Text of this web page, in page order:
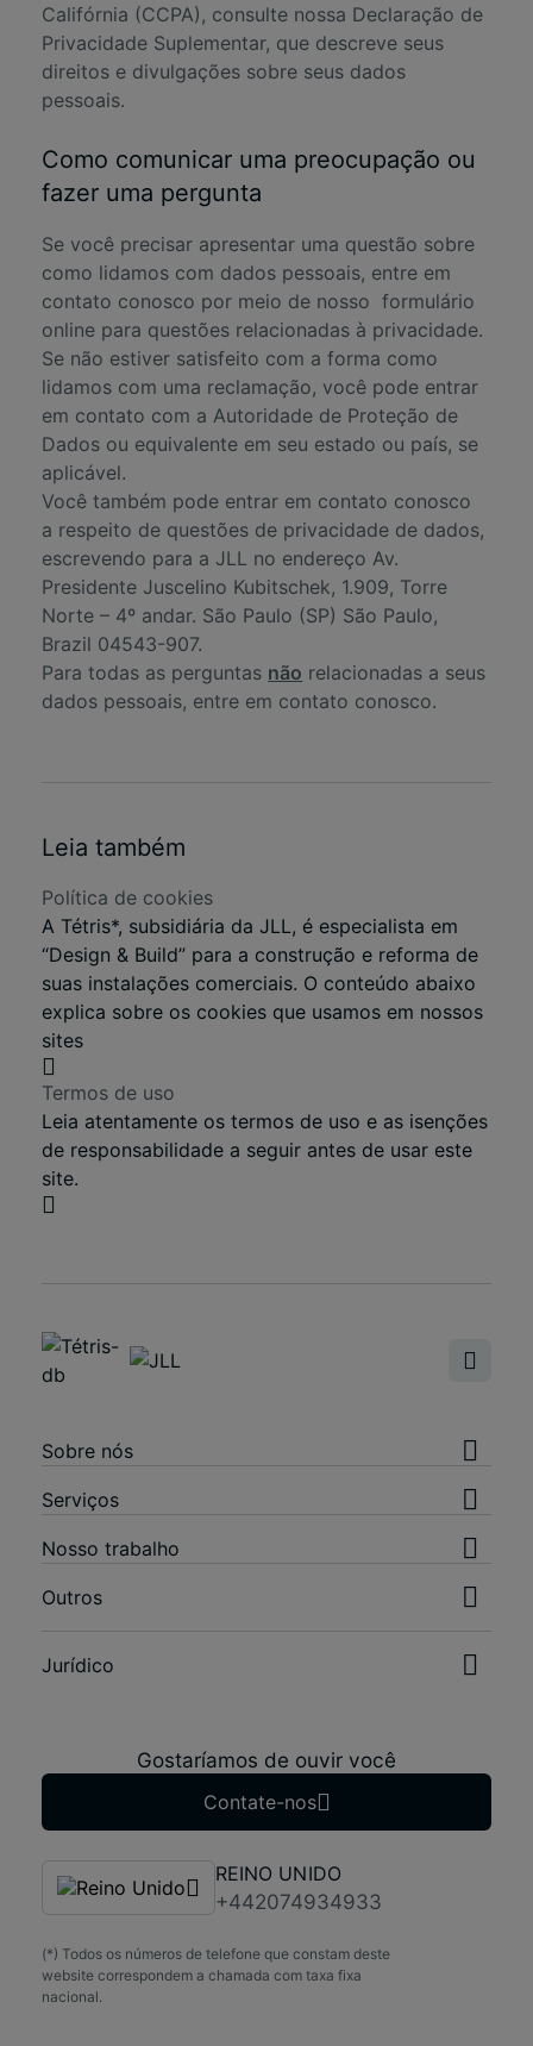
Califórnia (CCPA), consulte nossa Declaração de
Privacidade Suplementar, que descreve seus
direitos e divulgações sobre seus dados
pessoais.
Como comunicar uma preocupação ou
fazer uma pergunta
Se você precisar apresentar uma questão sobre
como lidamos com dados pessoais, entre em
contato conosco por meio de nosso formulário
online para questões relacionadas à privacidade.
Se não estiver satisfeito com a forma como
lidamos com uma reclamação, você pode entrar
em contato com a Autoridade de Proteção de
Dados ou equivalente em seu estado ou país, se
aplicável.
Você também pode entrar em contato conosco
a respeito de questões de privacidade de dados,
escrevendo para a JLL no endereço Av.
Presidente Juscelino Kubitschek, 1.909, Torre
Norte – 4º andar. São Paulo (SP) São Paulo,
Brazil 04543-907.
Para todas as perguntas não relacionadas a seus
dados pessoais, entre em contato conosco.
Leia também
Política de cookies
A Tétris*, subsidiária da JLL, é especialista em
“Design & Build” para a construção e reforma de
suas instalações comerciais. O conteúdo abaixo
explica sobre os cookies que usamos em nossos
sites
Termos de uso
Leia atentamente os termos de uso e as isenções
de responsabilidade a seguir antes de usar este
site.
Sobre nós
Serviços
Nosso trabalho
Outros
Jurídico
Gostaríamos de ouvir você
Contate-nos
REINO UNIDO
+442074934933
(*) Todos os números de telefone que constam deste
website correspondem a chamada com taxa fixa
nacional.